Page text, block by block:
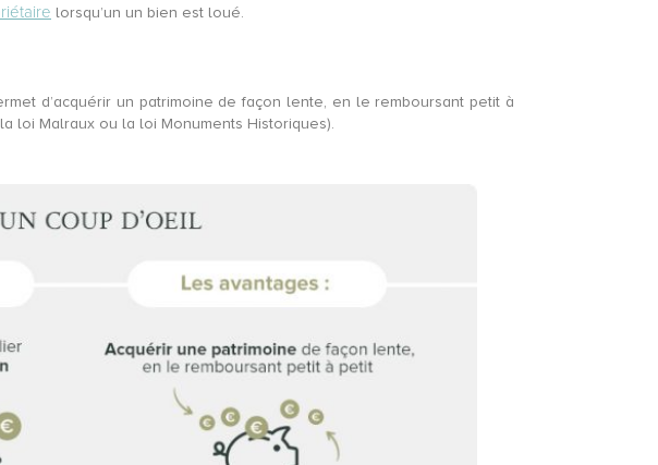
lorsqu’un un bien est loué.
d’acquérir un patrimoine de façon lente, en le remboursant petit à
loi Malraux ou la loi Monuments Historiques).